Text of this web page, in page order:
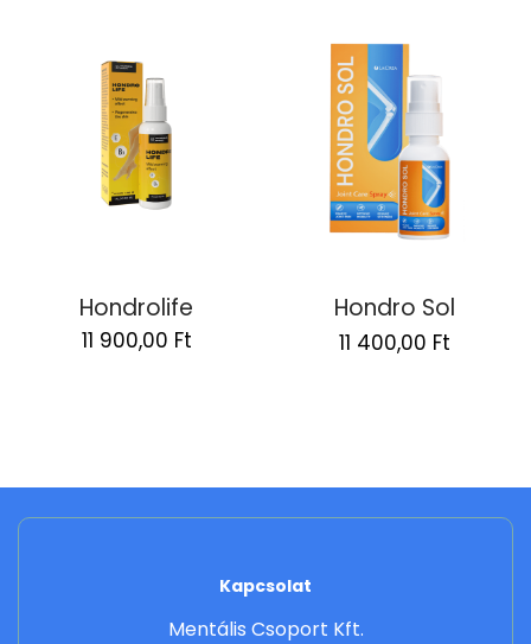
Hondrolife
11 900,00 Ft
Hondro Sol
Original
11 400,00 Ft
Kapcsolat
Mentális Csoport Kft.